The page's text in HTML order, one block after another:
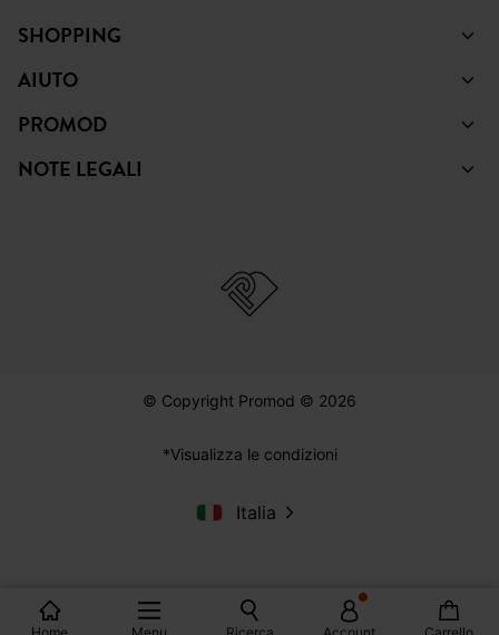
SHOPPING
AIUTO
PROMOD
NOTE LEGALI
© Copyright Promod © 2026
*Visualizza le condizioni
Italia